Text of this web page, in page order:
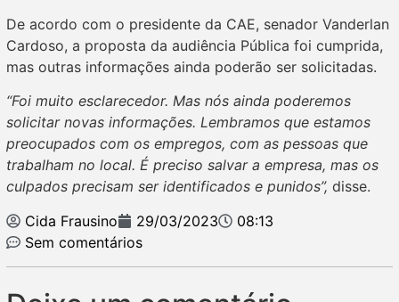
De acordo com o presidente da CAE, senador Vanderlan
Cardoso, a proposta da audiência Pública foi cumprida,
mas outras informações ainda poderão ser solicitadas.
“Foi muito esclarecedor. Mas nós ainda poderemos
solicitar novas informações. Lembramos que estamos
preocupados com os empregos, com as pessoas que
trabalham no local. É preciso salvar a empresa, mas os
culpados precisam ser identificados e punidos”, disse.
Cida Frausino
29/03/2023
08:13
Sem comentários